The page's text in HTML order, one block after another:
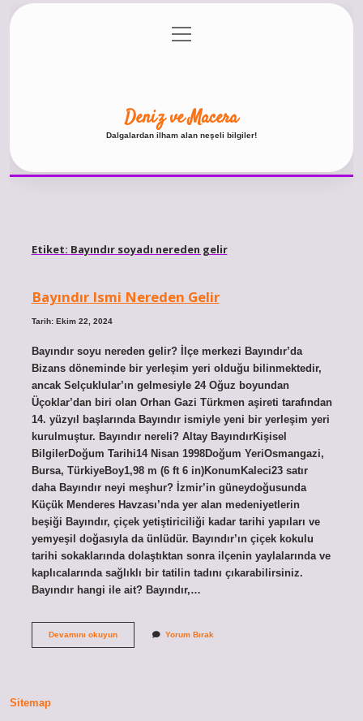
Gizlilik Politikası
menüyü
aç
Deniz ve Macera
Dalgalardan ilham alan neşeli bilgiler!
Etiket: Bayındır soyadı nereden gelir
Bayındır Ismi Nereden Gelir
Tarih: Ekim 22, 2024
Bayındır soyu nereden gelir? İlçe merkezi Bayındır’da
Bizans döneminde bir yerleşim yeri olduğu bilinmektedir,
ancak Selçuklular’ın gelmesiyle 24 Oğuz boyundan
Üçoklar’dan biri olan Orhan Gazi Türkmen aşireti tarafından
14. yüzyıl başlarında Bayındır ismiyle yeni bir yerleşim yeri
kurulmuştur. Bayındır nereli? Altay BayındırKişisel
BilgilerDoğum Tarihi14 Nisan 1998Doğum YeriOsmangazi,
Bursa, TürkiyeBoy1,98 m (6 ft 6 in)KonumKaleci23 satır
daha Bayındır neyi meşhur? İzmir’in güneydoğusunda
Küçük Menderes Havzası’nda yer alan medeniyetlerin
beşiği Bayındır, çiçek yetiştiriciliği kadar tarihi yapıları ve
yemyeşil doğasıyla da ünlüdür. Bayındır’ın çiçek kokulu
tarihi sokaklarında dolaştıktan sonra ilçenin yaylalarında ve
kaplıcalarında sağlıklı bir tatilin tadını çıkarabilirsiniz.
Bayındır hangi ile ait? Bayındır,…
Devamını okuyunBayındır
Yorum Bırak
Sitemap